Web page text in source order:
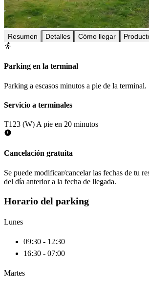
Resumen Detalles Cómo llegar
Parking en la terminal
Parking a escasos minutos a pie de la terminal.
Servicio a terminales
T123 (W) A pie en 20 minutos
Cancelación gratuita
Se puede modificar/cancelar las fechas de tu
del día anterior a la fecha de llegada.
Horario del parking
Lunes
09:30 - 12:30
16:30 - 07:00
Martes